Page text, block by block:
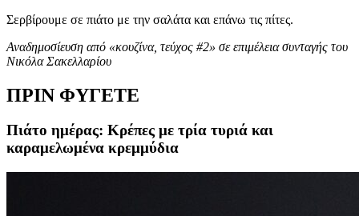
Σερβίρουμε σε πιάτο με την σαλάτα και επάνω τις πίτες.
Αναδημοσίευση από «κουζίνα, τεύχος #2» σε επιμέλεια συνταγής του
Νικόλα Σακελλαρίου
ΠΡΙΝ ΦΥΓΕΤΕ
Πιάτο ημέρας: Κρέπες με τρία τυριά και
καραμελωμένα κρεμμύδια